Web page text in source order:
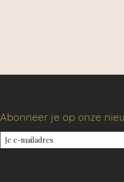
Abonneer je op onze